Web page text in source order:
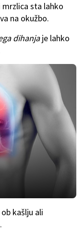
sta lahko
na okužbo.
dihanjaje lahko
kašlju ali